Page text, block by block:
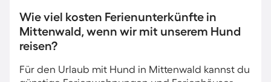
Wie viel kosten Ferienunterkünfte in
Mittenwald, wenn wir mit unserem Hund
reisen?
Für den Urlaub mit Hund in Mittenwald kannst du